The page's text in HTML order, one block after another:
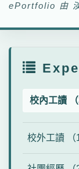
ePortfolio 由
校內工讀 （
校外工讀 （1